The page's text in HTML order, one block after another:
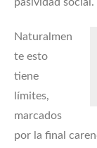
Naturalmen
te esto
tiene
límites,
marcados
por la final